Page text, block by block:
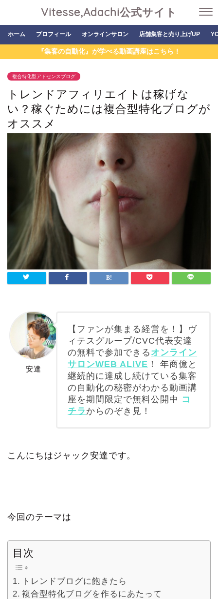
Vitesse,Adachi公式サイト
ホーム プロフィール オンラインサロン 店舗集客と売り上げUP
『集客の自動化』が学べる動画講座はこちら！
複合特化型アドセンスブログ
トレンドアフィリエイトは稼げな
い？稼ぐためには複合型特化ブログが
オススメ
安達
【ファンが集まる経営を！】ヴ
ィテスグループ/CVC代表安達
の無料で参加できる オンライン
サロンWEB ALIVE ！ 年商億と
継続的に達成し続けている集客
の自動化の秘密がわかる動画講
座を期間限定で無料公開中 コ
チラ からのぞき見！
こんにちはジャック安達です。
今回のテーマは
目次
トレンドブログに飽きたら
複合型特化ブログを作るにあたって